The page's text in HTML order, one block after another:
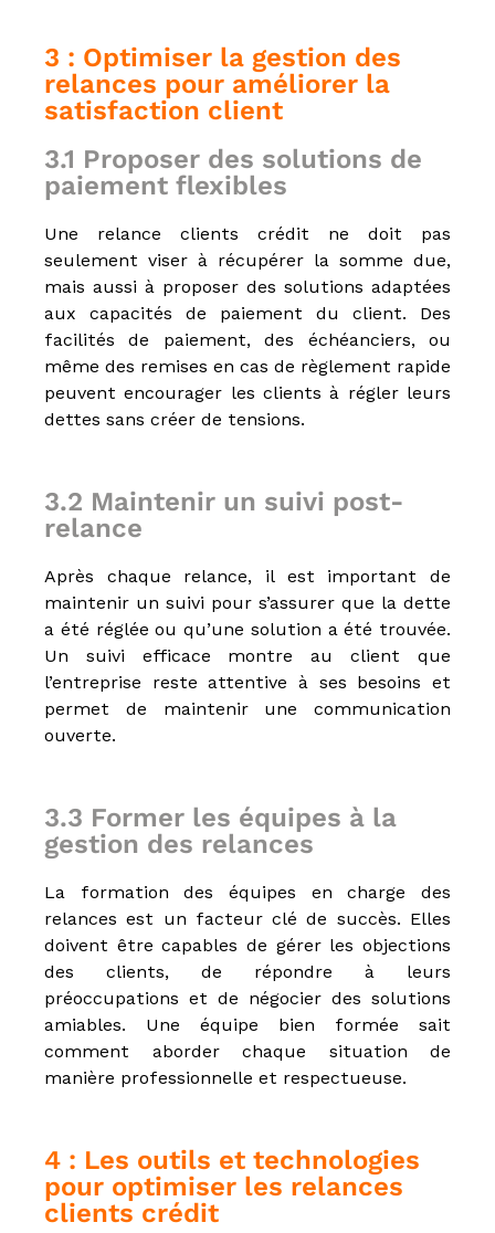
3 : Optimiser la gestion des
relances pour améliorer la
satisfaction client
3.1 Proposer des solutions de
paiement flexibles
Une relance clients crédit ne doit pas
seulement viser à récupérer la somme due,
mais aussi à proposer des solutions adaptées
aux capacités de paiement du client. Des
facilités de paiement, des échéanciers, ou
même des remises en cas de règlement rapide
peuvent encourager les clients à régler leurs
dettes sans créer de tensions.
3.2 Maintenir un suivi post-
relance
Après chaque relance, il est important de
maintenir un suivi pour s’assurer que la dette
a été réglée ou qu’une solution a été trouvée.
Un suivi efficace montre au client que
l’entreprise reste attentive à ses besoins et
permet de maintenir une communication
ouverte.
3.3 Former les équipes à la
gestion des relances
La formation des équipes en charge des
relances est un facteur clé de succès. Elles
doivent être capables de gérer les objections
des clients, de répondre à leurs
préoccupations et de négocier des solutions
amiables. Une équipe bien formée sait
comment aborder chaque situation de
manière professionnelle et respectueuse.
4 : Les outils et technologies
pour optimiser les relances
clients crédit